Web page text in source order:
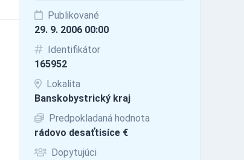
Publikované
29. 9. 2006 00:00
Identifikátor
165952
Lokalita
Banskobystrický kraj
Predpokladaná hodnota
rádovo desaťtisíce €
Dopytujúci